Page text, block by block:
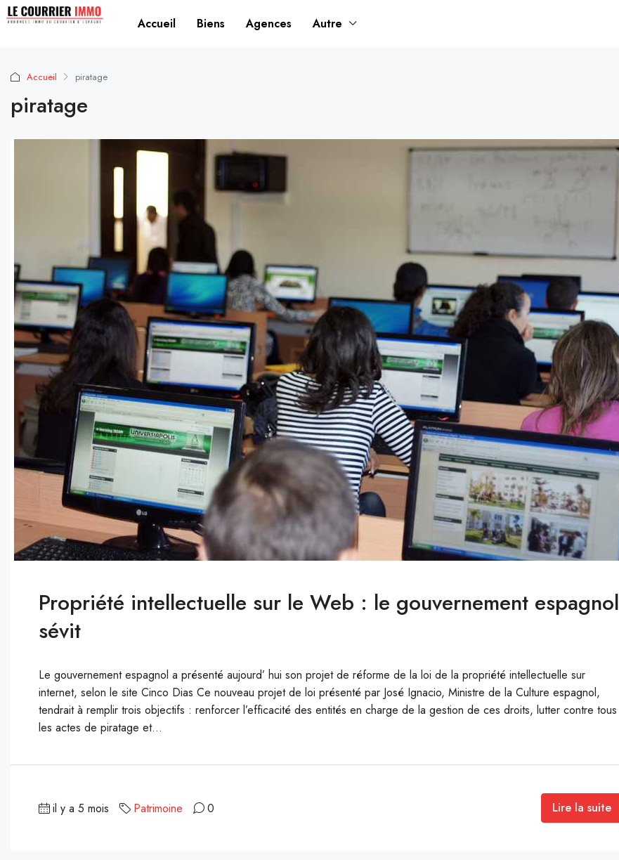
Accueil Biens Agences Autre
Accueil piratage
piratage
Propriété intellectuelle sur le Web : le gouvernement espagnol
sévit
Le gouvernement espagnol a présenté aujourd’ hui son projet de réforme de la loi de la propriété intellectuelle sur
internet, selon le site Cinco Dias Ce nouveau projet de loi présenté par José Ignacio, Ministre de la Culture espagnol,
tendrait à remplir trois objectifs : renforcer l’efficacité des entités en charge de la gestion de ces droits, lutter contre tous
les actes de piratage et...
il y a 5 mois Patrimoine 0 Lire la suite